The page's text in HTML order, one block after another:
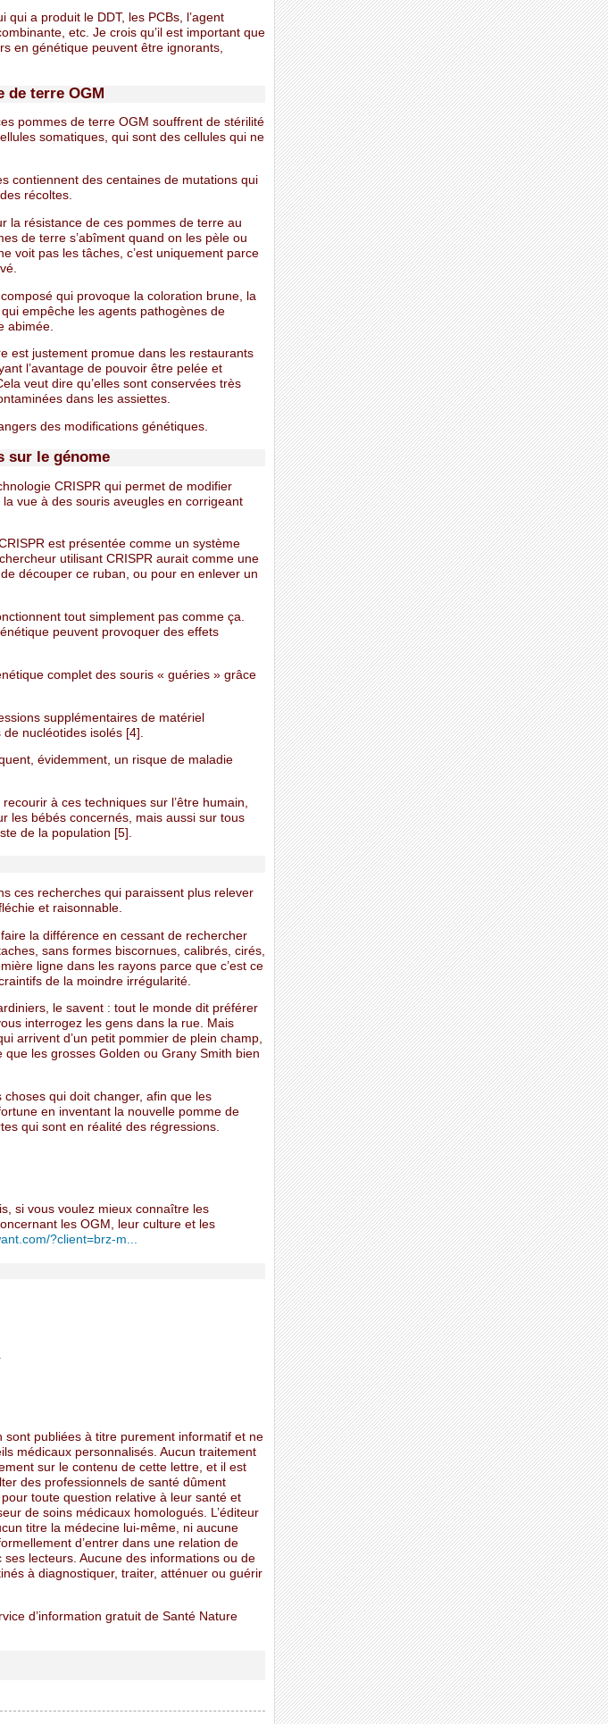
qui a produit le DDT, les PCBs, l’agent
etc. Je crois qu’il est important que
en génétique peuvent être ignorants,
de terre OGM
pommes de terre OGM souffrent de stérilité
somatiques, qui sont des cellules qui ne
contiennent des centaines de mutations qui
récoltes.
la résistance de ces pommes de terre au
de terre s’abîment quand on les pèle ou
voit pas les tâches, c’est uniquement parce
qui provoque la coloration brune, la
empêche les agents pathogènes de
abimée.
est justement promue dans les restaurants
l’avantage de pouvoir être pelée et
veut dire qu’elles sont conservées très
dans les assiettes.
des modifications génétiques.
sur le génome
CRISPR qui permet de modifier
vue à des souris aveugles en corrigeant
est présentée comme un système
utilisant CRISPR aurait comme une
découper ce ruban, ou pour en enlever un
tout simplement pas comme ça.
peuvent provoquer des effets
complet des souris « guéries » grâce
supplémentaires de matériel
nucléotides isolés [4].
évidemment, un risque de maladie
à ces techniques sur l’être humain,
les bébés concernés, mais aussi sur tous
de la population [5].
ces recherches qui paraissent plus relever
et raisonnable.
la différence en cessant de rechercher
sans formes biscornues, calibrés, cirés,
ligne dans les rayons parce que c’est ce
de la moindre irrégularité.
le savent : tout le monde dit préférer
interrogez les gens dans la rue. Mais
arrivent d’un petit pommier de plein champ,
les grosses Golden ou Grany Smith bien
qui doit changer, afin que les
en inventant la nouvelle pomme de
qui sont en réalité des régressions.
si vous voulez mieux connaître les
les OGM, leur culture et les
?client=brz-m...
sont publiées à titre purement informatif et ne
médicaux personnalisés. Aucun traitement
sur le contenu de cette lettre, et il est
des professionnels de santé dûment
toute question relative à leur santé et
de soins médicaux homologués. L’éditeur
titre la médecine lui-même, ni aucune
d’entrer dans une relation de
lecteurs. Aucune des informations ou de
à diagnostiquer, traiter, atténuer ou guérir
d’information gratuit de Santé Nature